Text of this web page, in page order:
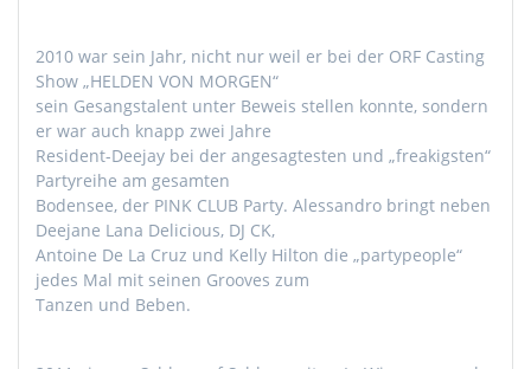
2010 war sein Jahr, nicht nur weil er bei der ORF Casting
Show „HELDEN VON MORGEN“
sein Gesangstalent unter Beweis stellen konnte, sondern
er war auch knapp zwei Jahre
Resident-Deejay bei der angesagtesten und „freakigsten“
Partyreihe am gesamten
Bodensee, der PINK CLUB Party. Alessandro bringt neben
Deejane Lana Delicious, DJ CK,
Antoine De La Cruz und Kelly Hilton die „partypeople“
jedes Mal mit seinen Grooves zum
Tanzen und Beben.